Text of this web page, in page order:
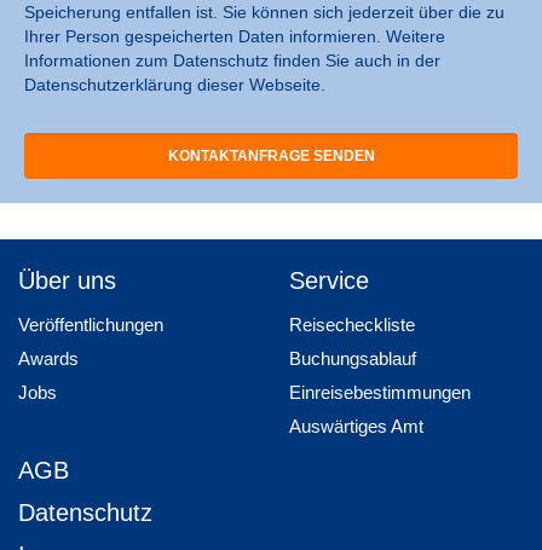
Speicherung entfallen ist. Sie können sich jederzeit über die zu
Ihrer Person gespeicherten Daten informieren. Weitere
Informationen zum Datenschutz finden Sie auch in der
Datenschutzerklärung dieser Webseite.
Über uns
Veröffentlichungen
Awards
Jobs
Service
Reisecheckliste
Buchungsablauf
Einreisebestimmungen
Auswärtiges Amt
AGB
Datenschutz